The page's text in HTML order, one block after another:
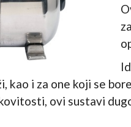
kao i za one koji se
ovi sustavi